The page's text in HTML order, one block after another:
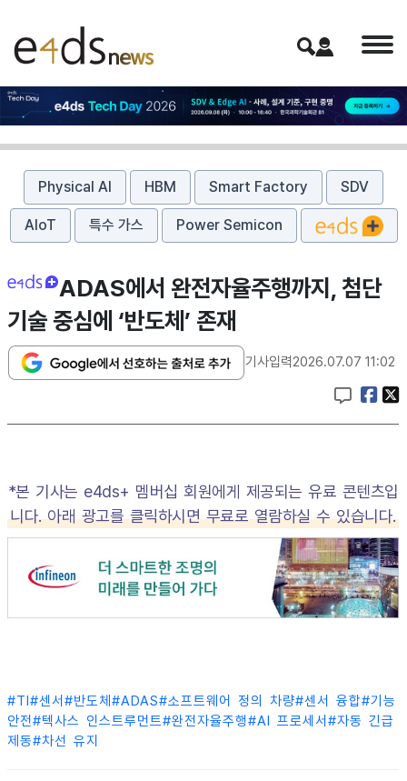
Physical AI HBM Smart Factory SDV
AIoT 특수 가스 Power Semicon
ADAS에서 완전자율주행까지, 첨단
기술 중심에 ‘반도체’ 존재
기사입력2026.07.07 11:02
*본 기사는 e4ds+ 멤버십 회원에게 제공되는 유료 콘텐츠입
니다. 아래 광고를 클릭하시면 무료로 열람하실 수 있습니다.
#TI#센서 #반도체 #ADAS#소프트웨어 정의 차량#센서 융합#기능
안전#텍사스 인스트루먼트#완전자율주행#AI 프로세서 #자동 긴급
제동#차선 유지